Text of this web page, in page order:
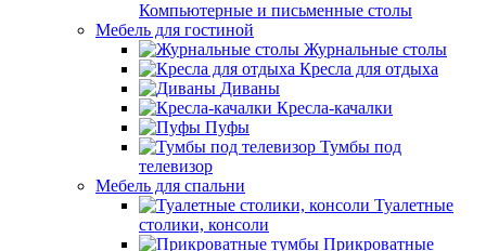
Компьютерные и письменные столы
Мебель для гостиной
Журнальные столы
Кресла для отдыха
Диваны
Кресла-качалки
Пуфы
Тумбы под
телевизор
Мебель для спальни
Туалетные
столики, консоли
Прикроватные